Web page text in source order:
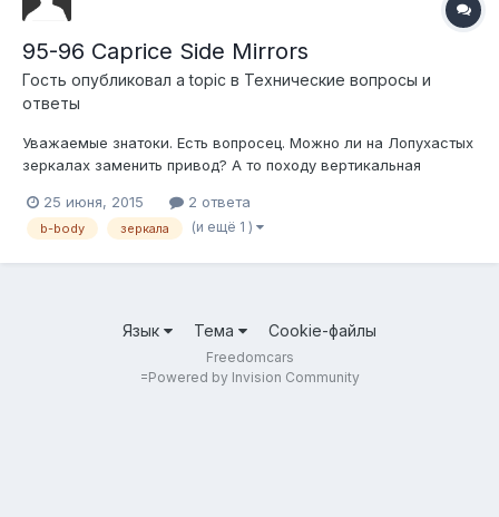
95-96 Caprice Side Mirrors
Гость опубликовал a topic в Технические вопросы и
ответы
Уважаемые знатоки. Есть вопросец. Можно ли на Лопухастых
зеркалах заменить привод? А то походу вертикальная
25 июня, 2015
2 ответа
b-body зеркала (и ещё 1 )
Язык Тема Cookie-файлы
Freedomcars
=Powered by Invision Community